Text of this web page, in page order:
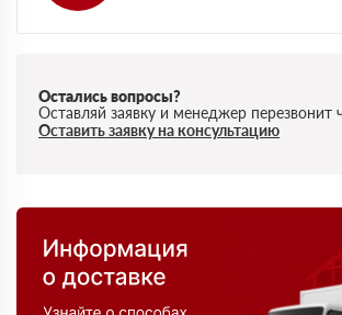
Остались вопросы?
Оставляй заявку и менеджер перезвонит
Оставить заявку на консультацию